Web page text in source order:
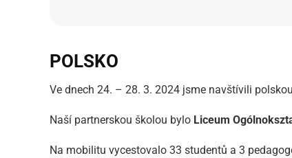
POLSKO
Ve dnech 24. – 28. 3. 2024 jsme navštívili
Naší partnerskou školou bylo Liceum
Na mobilitu vycestovalo 33 studentů a 3